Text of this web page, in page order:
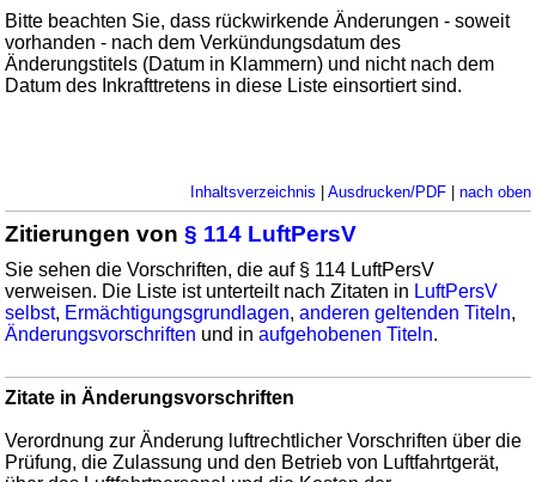
Bitte beachten Sie, dass rückwirkende Änderungen - soweit
vorhanden - nach dem Verkündungsdatum des
Änderungstitels (Datum in Klammern) und nicht nach dem
Datum des Inkrafttretens in diese Liste einsortiert sind.
Inhaltsverzeichnis | Ausdrucken/PDF| nach oben
Zitierungen von§ 114 LuftPersV
Sie sehen die Vorschriften, die auf § 114 LuftPersV
verweisen. Die Liste ist unterteilt nach Zitaten in LuftPersV
selbst, Ermächtigungsgrundlagen,anderen geltenden Titeln,
Änderungsvorschriften und inaufgehobenen Titeln.
Zitate in Änderungsvorschriften
Verordnung zur Änderung luftrechtlicher Vorschriften über die
Prüfung, die Zulassung und den Betrieb von Luftfahrtgerät,